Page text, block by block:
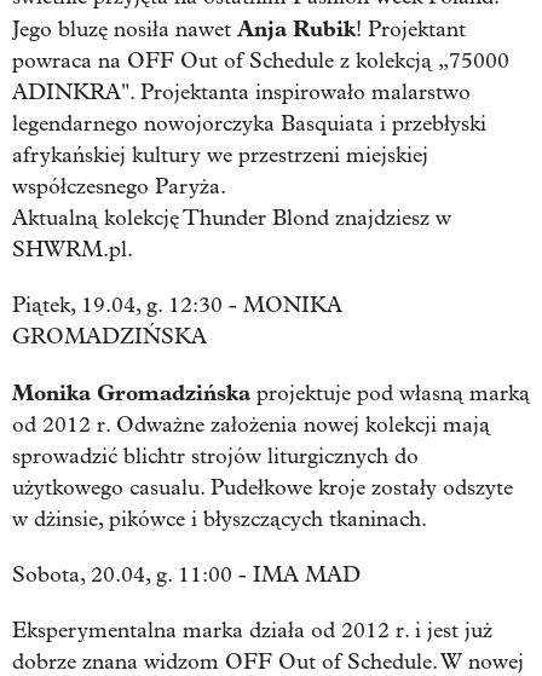
Jego bluzę nosiła nawet Anja Rubik! Projektant
powraca na OFF Out of Schedule z kolekcją „75000
ADINKRA". Projektanta inspirowało malarstwo
legendarnego nowojorczyka Basquiata i przebłyski
afrykańskiej kultury we przestrzeni miejskiej
współczesnego Paryża.
Aktualną kolekcję Thunder Blond znajdziesz w
SHWRM.pl.
Piątek, 19.04, g. 12:30 - MONIKA
GROMADZIŃSKA
Monika Gromadzińska projektuje pod własną marką
od 2012 r. Odważne założenia nowej kolekcji mają
sprowadzić blichtr strojów liturgicznych do
użytkowego casualu. Pudełkowe kroje zostały odszyte
w dżinsie, pikówce i błyszczących tkaninach.
Sobota, 20.04, g. 11:00 - IMA MAD
Eksperymentalna marka działa od 2012 r. i jest już
dobrze znana widzom OFF Out of Schedule. W nowej